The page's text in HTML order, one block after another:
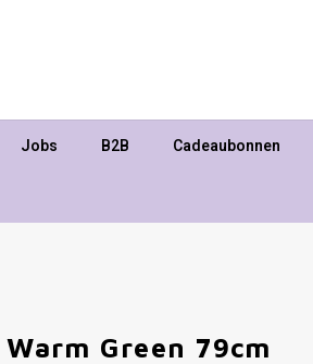
Jobs B2B Cadeaubonnen
Green 79cm